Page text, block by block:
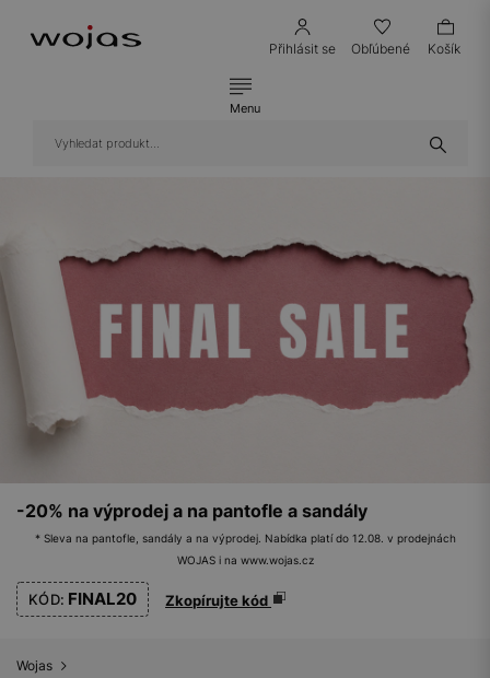
Přihlásit se Obľúbené Košík
Menu
-20% na výprodej a na pantofle a sandály
* Sleva na pantofle, sandály a na výprodej. Nabídka platí do 12.08. v prodejnách
WOJAS i na www.wojas.cz
KÓD: FINAL20 Zkopírujte kód
Wojas